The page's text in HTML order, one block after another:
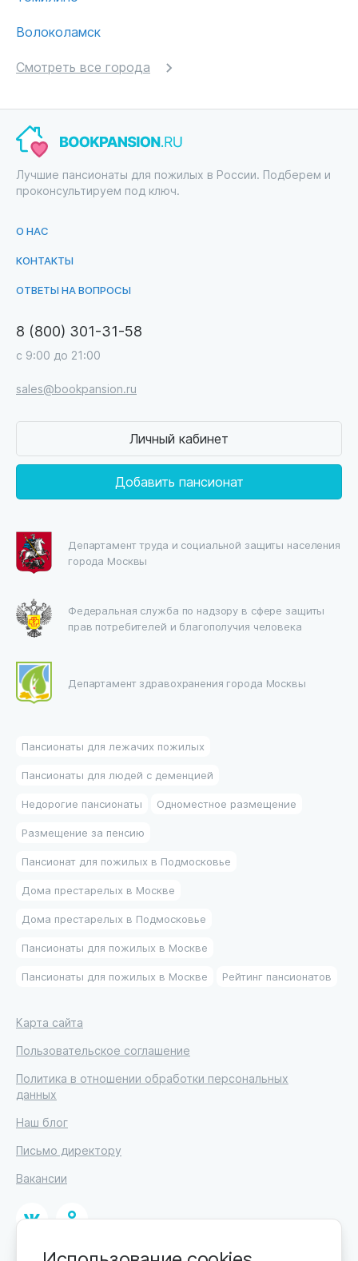
Волоколамск
Смотреть все города
Лучшие пансионаты для пожилых в России. Подберем и
проконсультируем под ключ.
О НАС
КОНТАКТЫ
ОТВЕТЫ НА ВОПРОСЫ
8 (800) 301-31-58
с 9:00 до 21:00
sales@bookpansion.ru
Личный кабинет
Добавить пансионат
Департамент труда и социальной защиты населения
города Москвы
Федеральная служба по надзору в сфере защиты
прав потребителей и благополучия человека
Департамент здравохранения города Москвы
Пансионаты для лежачих пожилых
Пансионаты для людей с деменцией
Недорогие пансионаты Одноместное размещение
Размещение за пенсию
Пансионат для пожилых в Подмосковье
Дома престарелых в Москве
Дома престарелых в Подмосковье
Пансионаты для пожилых в Москве
Пансионаты для пожилых в Москве Рейтинг пансионатов
Карта сайта
Пользовательское соглашение
Политика в отношении обработки персональных
данных
Наш блог
Письмо директору
Вакансии
© 2026. Москва, ул. Кржижановского, 29, корп. 1.